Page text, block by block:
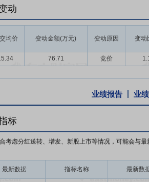
动
均价 变动金额(万元) 变动原因 变
76.71 竞价
业绩报告 业
标
考虑分红送转、增发、新股上市等情况，可能会与最
最新数据 指标名称 最新数